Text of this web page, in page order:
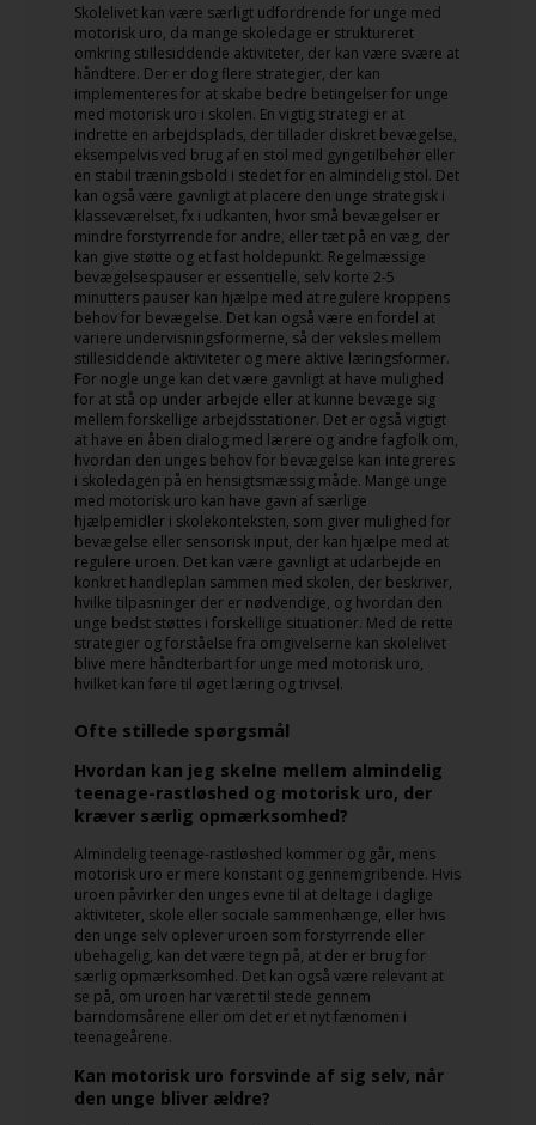
Skolelivet kan være særligt udfordrende for unge med
motorisk uro, da mange skoledage er struktureret
omkring stillesiddende aktiviteter, der kan være svære at
håndtere. Der er dog flere strategier, der kan
implementeres for at skabe bedre betingelser for unge
med motorisk uro i skolen. En vigtig strategi er at
indrette en arbejdsplads, der tillader diskret bevægelse,
eksempelvis ved brug af en stol med gyngetilbehør eller
en stabil træningsbold i stedet for en almindelig stol. Det
kan også være gavnligt at placere den unge strategisk i
klasseværelset, fx i udkanten, hvor små bevægelser er
mindre forstyrrende for andre, eller tæt på en væg, der
kan give støtte og et fast holdepunkt. Regelmæssige
bevægelsespauser er essentielle, selv korte 2-5
minutters pauser kan hjælpe med at regulere kroppens
behov for bevægelse. Det kan også være en fordel at
variere undervisningsformerne, så der veksles mellem
stillesiddende aktiviteter og mere aktive læringsformer.
For nogle unge kan det være gavnligt at have mulighed
for at stå op under arbejde eller at kunne bevæge sig
mellem forskellige arbejdsstationer. Det er også vigtigt
at have en åben dialog med lærere og andre fagfolk om,
hvordan den unges behov for bevægelse kan integreres
i skoledagen på en hensigtsmæssig måde. Mange unge
med motorisk uro kan have gavn af særlige
hjælpemidler i skolekonteksten, som giver mulighed for
bevægelse eller sensorisk input, der kan hjælpe med at
regulere uroen. Det kan være gavnligt at udarbejde en
konkret handleplan sammen med skolen, der beskriver,
hvilke tilpasninger der er nødvendige, og hvordan den
unge bedst støttes i forskellige situationer. Med de rette
strategier og forståelse fra omgivelserne kan skolelivet
blive mere håndterbart for unge med motorisk uro,
hvilket kan føre til øget læring og trivsel.
Ofte stillede spørgsmål
Hvordan kan jeg skelne mellem almindelig
teenage-rastløshed og motorisk uro, der
kræver særlig opmærksomhed?
Almindelig teenage-rastløshed kommer og går, mens
motorisk uro er mere konstant og gennemgribende. Hvis
uroen påvirker den unges evne til at deltage i daglige
aktiviteter, skole eller sociale sammenhænge, eller hvis
den unge selv oplever uroen som forstyrrende eller
ubehagelig, kan det være tegn på, at der er brug for
særlig opmærksomhed. Det kan også være relevant at
se på, om uroen har været til stede gennem
barndomsårene eller om det er et nyt fænomen i
teenageårene.
Kan motorisk uro forsvinde af sig selv, når
den unge bliver ældre?